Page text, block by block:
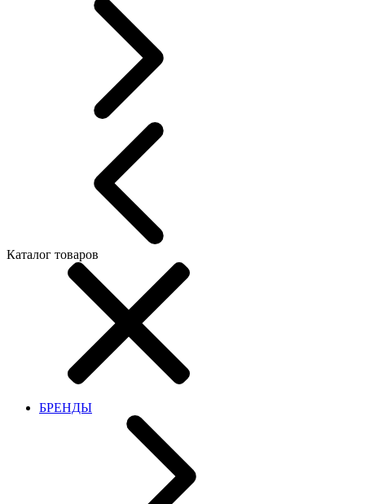
Каталог товаров
БРЕНДЫ